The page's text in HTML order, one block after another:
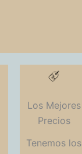
Los Mejores
Precios
Tenemos los